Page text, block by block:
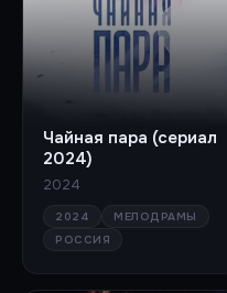
Чайная пара (сериал
2024)
2024
2024
МЕЛОДРАМЫ
РОССИЯ